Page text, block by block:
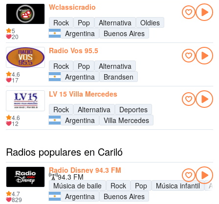
Wclassicradio
Rock
Pop Alternativa
Oldies
Argentina
Buenos Aires
5
20
Radio Vos 95.5
Rock
Pop
Alternativa
Argentina
Brandsen
4.6
17
LV 15 Villa Mercedes
Rock
Alternativa
Deportes
Argentina
Villa Mercedes
4.6
12
Radios populares en Cariló
Radio Disney 94.3 FM
94.3 FM
Música de baile
Rock Pop Música infantil
Argentina
Buenos Aires
4.7
829